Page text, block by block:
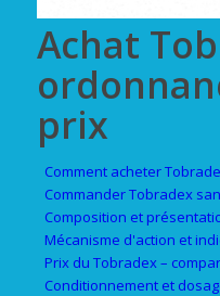
Achat
prix
Comment acheter
Commander Tobradex
Composition et
Mécanisme d'action et
Prix du Tobradex –
Conditionnement et